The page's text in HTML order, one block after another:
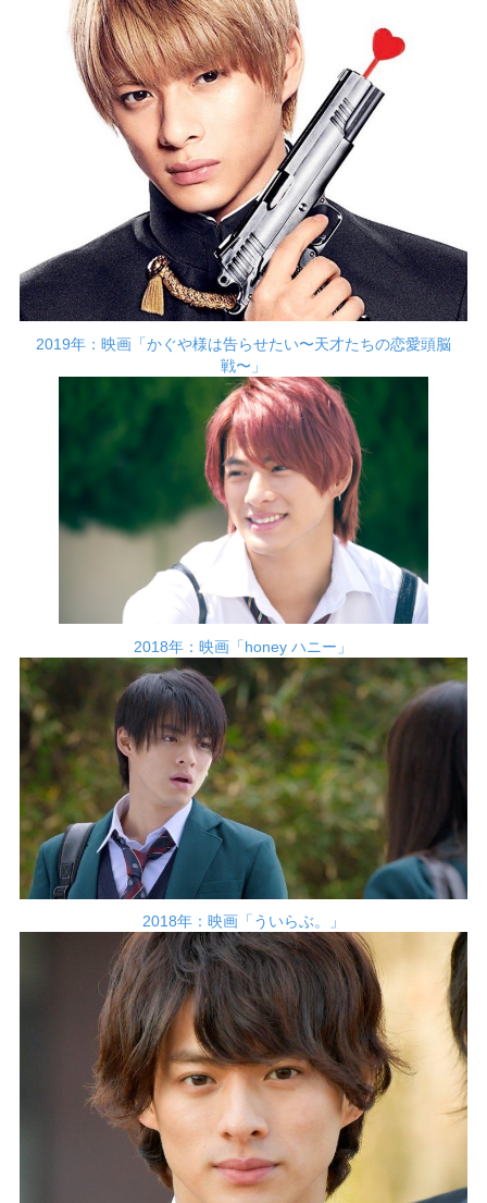
2019年：映画「かぐや様は告らせたい〜天才たちの恋愛頭脳
戦〜」
2018年：映画「honey ハニー」
2018年：映画「ういらぶ。」